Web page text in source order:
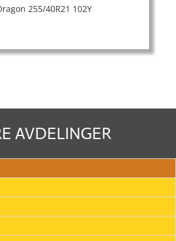
255/40R21 102Y
AVDELINGER